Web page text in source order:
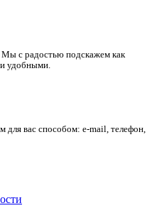
Мы с радостью подскажем как
и удобными.
вас способом: e-mail, телефон,